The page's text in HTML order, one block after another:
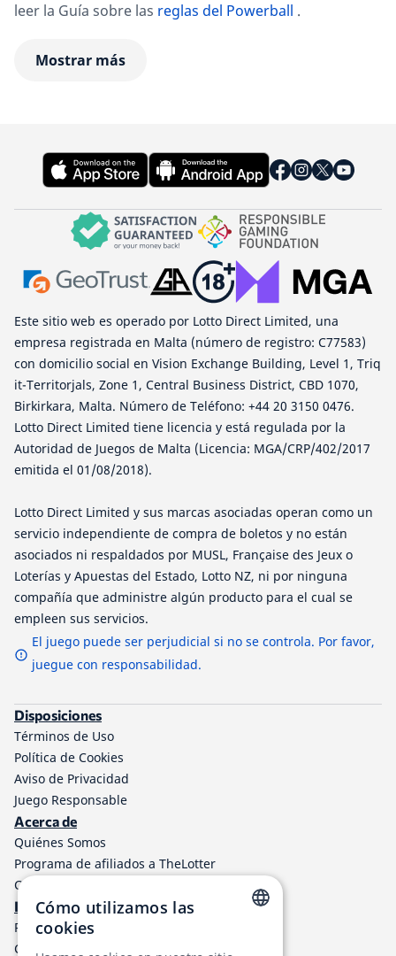
leer la Guía sobre las reglas del Powerball .
Mostrar más
Este sitio web es operado por Lotto Direct Limited, una
empresa registrada en Malta (número de registro: C77583)
con domicilio social en Vision Exchange Building, Level 1, Triq
it-Territorjals, Zone 1, Central Business District, CBD 1070,
Birkirkara, Malta. Número de Teléfono: +44 20 3150 0476.
Lotto Direct Limited tiene licencia y está regulada por la
Autoridad de Juegos de Malta (Licencia: MGA/CRP/402/2017
emitida el 01/08/2018).
Lotto Direct Limited y sus marcas asociadas operan como un
servicio independiente de compra de boletos y no están
asociados ni respaldados por MUSL, Française des Jeux o
Loterías y Apuestas del Estado, Lotto NZ, ni por ninguna
compañía que administre algún producto para el cual se
empleen sus servicios.
El juego puede ser perjudicial si no se controla. Por favor,
juegue con responsabilidad.
Disposiciones
Términos de Uso
Política de Cookies
Aviso de Privacidad
Juego Responsable
Acerca de
Quiénes Somos
Programa de afiliados a TheLotter
Contáctenos
Información
Resultados de lotería
Centro de ayuda
Cómo utilizamos las
cookies